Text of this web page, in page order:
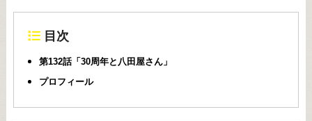
目次
第132話「30周年と八田屋さん」
プロフィール